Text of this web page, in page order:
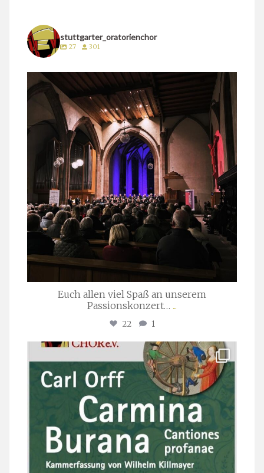
stuttgarter_oratorienchor
27 301
stuttgarter_oratorienchor
März 24
Euch allen viel Spaß an unserem
Passionskonzert… ...
22 1
stuttgarter_oratorienchor
Juli 22